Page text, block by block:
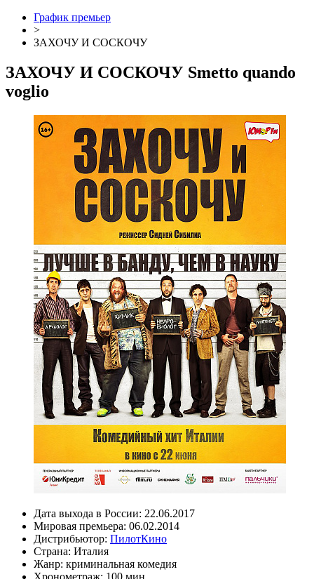
График премьер
>
ЗАХОЧУ И СОСКОЧУ
ЗАХОЧУ И СОСКОЧУ Smetto quando
voglio
Дата выхода в России: 22.06.2017
Мировая премьера: 06.02.2014
Дистрибьютор: ПилотКино
Страна: Италия
Жанр: криминальная комедия
Хронометраж: 100 мин.